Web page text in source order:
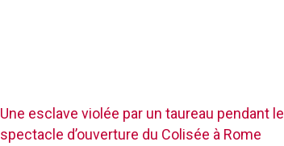
Une esclave violée par un taureau pendant le
spectacle d’ouverture du Colisée à Rome